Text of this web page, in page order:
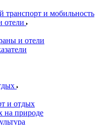
транспорт и мобильность
отели
и отели
и отдых
на природе